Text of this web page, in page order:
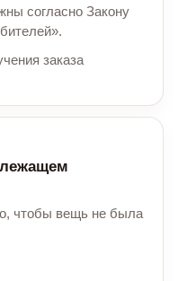
согласно Закону
заказа
чтобы вещь не была